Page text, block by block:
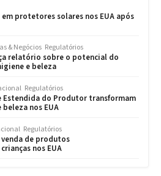
protetores solares nos EUA após
& Negócios Regulatórios
relatório sobre o potencial do
e beleza
Regulatórios
Estendida do Produtor transformam
nos EUA
Regulatórios
de produtos
nos EUA